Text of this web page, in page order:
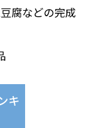
腐などの完成
キ